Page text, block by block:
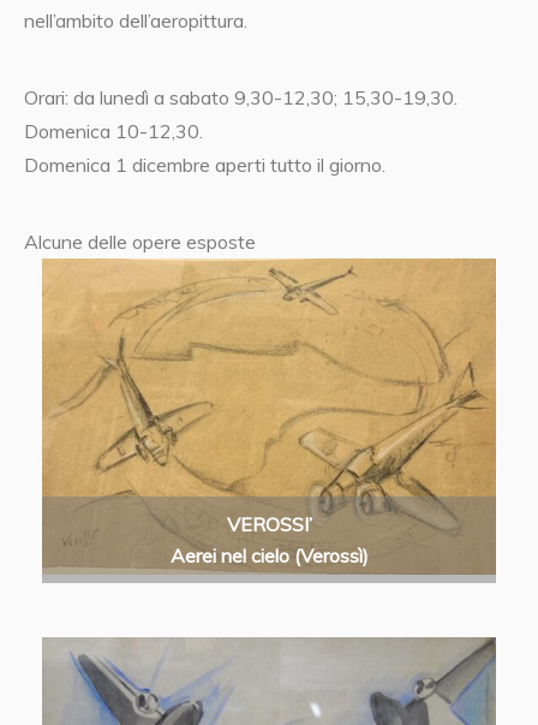
nell’ambito dell’aeropittura.
Orari: da lunedì a sabato 9,30-12,30; 15,30-19,30.
Domenica 10-12,30.
Domenica 1 dicembre aperti tutto il giorno.
Alcune delle opere esposte
VEROSSI’
Aerei nel cielo (Verossì)